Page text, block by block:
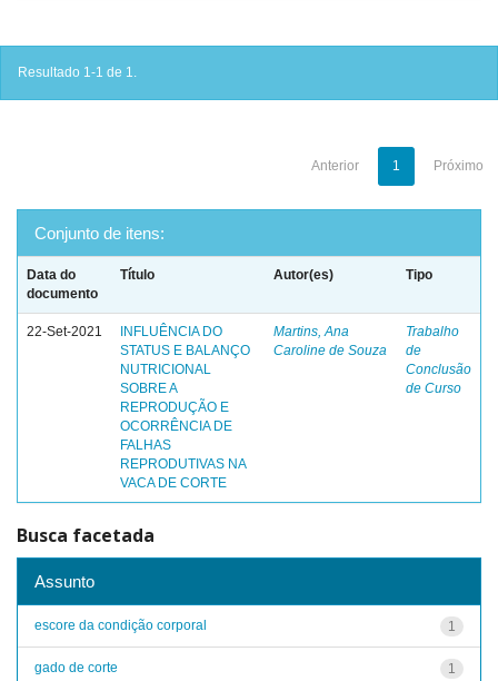
Resultado 1-1 de 1.
Anterior 1 Próximo
Conjunto de itens:
Data do
documento
Título Autor(es) Tipo
22-Set-2021
INFLUÊNCIA DO
STATUS E BALANÇO
NUTRICIONAL
SOBRE A
REPRODUÇÃO E
OCORRÊNCIA DE
FALHAS
REPRODUTIVAS NA
VACA DE CORTE
Martins, Ana
Caroline de Souza
Trabalho
de
Conclusão
de Curso
Busca facetada
Assunto
1
escore da condição corporal
1
gado de corte